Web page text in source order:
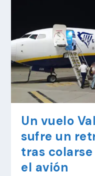
Un vuelo
sufre un
tras colarse
el avión